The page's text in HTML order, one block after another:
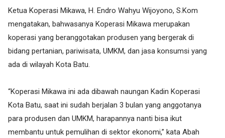
Ketua Koperasi Mikawa, H. Endro Wahyu Wijoyono, S.Kom
mengatakan, bahwasanya Koperasi Mikawa merupakan
koperasi yang beranggotakan produsen yang bergerak di
bidang pertanian, pariwisata, UMKM, dan jasa konsumsi yang
ada di wilayah Kota Batu.
“Koperasi Mikawa ini ada dibawah naungan Kadin Koperasi
Kota Batu, saat ini sudah berjalan 3 bulan yang anggotanya
para produsen dan UMKM, harapannya nanti bisa ikut
membantu untuk pemulihan di sektor ekonomi,” kata Abah